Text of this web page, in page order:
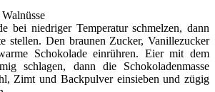
bei niedriger Temperatur schmelzen, dann
stellen. Den braunen Zucker, Vanillezucker
Schokolade einrühren. Eier mit dem
schlagen, dann die Schokoladenmasse
Zimt und Backpulver einsieben und zügig